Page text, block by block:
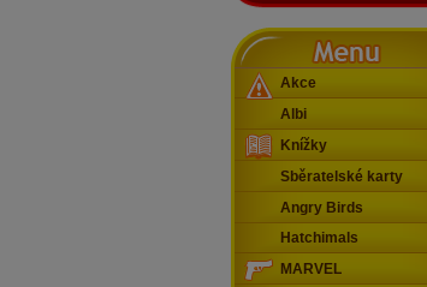
Menu
Akce
Albi
Knížky
Sběratelské karty
Angry Birds
Hatchimals
MARVEL